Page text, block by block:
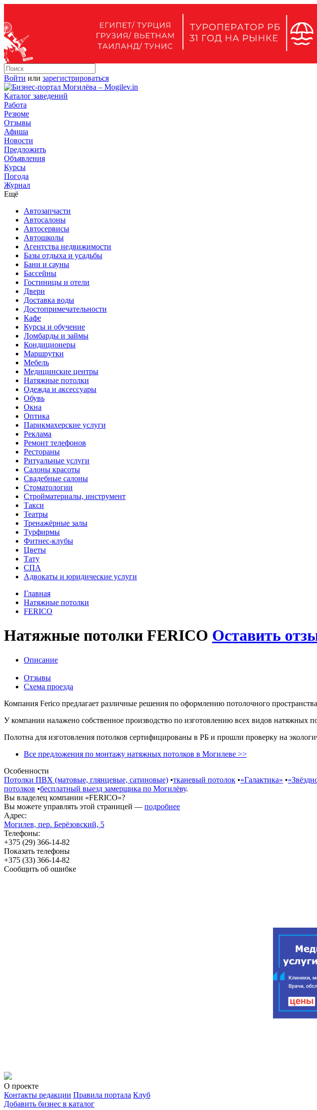
Войти или зарегистрироваться
Каталог заведений
Работа
Резюме
Отзывы
Афиша
Новости
Предложить
Объявления
Курсы
Погода
Журнал
Ещё
Автозапчасти
Автосалоны
Автосервисы
Автошколы
Агентства недвижимости
Базы отдыха и усадьбы
Бани и сауны
Бассейны
Гостиницы и отели
Двери
Доставка воды
Достопримечательности
Кафе
Курсы и обучение
Ломбарды и займы
Кондиционеры
Маршрутки
Мебель
Медицинские центры
Натяжные потолки
Одежда и аксессуары
Обувь
Окна
Оптика
Парикмахерские услуги
Реклама
Ремонт телефонов
Рестораны
Ритуальные услуги
Салоны красоты
Свадебные салоны
Стоматологии
Стройматериалы, инструмент
Такси
Театры
Тренажёрные залы
Турфирмы
Фитнес-клубы
Цветы
Тату
СПА
Адвокаты и юридические услуги
Главная
Натяжные потолки
FERICO
Натяжные потолки FERICO Оставить
Описание
Отзывы
Схема проезда
Компания Ferico предлагает различные решения по оформлению потолочного
У компании налажено собственное производство по изготовлению всех видов натяжных
Полотна для изготовления потолков сертифицированы в РБ и прошли проверку на
Все предложения по монтажу натяжных потолков в Могилеве >>
Особенности
Потолки ПВХ (матовые, глянцевые, сатиновые) •тканевый потолок •«Галактика» •
потолков •бесплатный выезд замерщика по Могилёву.
Вы владелец компании «FERICO»?
Вы можете управлять этой страницей — подробнее
Адрес:
Могилев, пер. Берёзовский, 5
Телефоны:
+375 (29) 366-14-82
Показать телефоны
+375 (33) 366-14-82
Сообщить об ошибке
О проекте
Контакты редакции Правила портала Клуб
Добавить бизнес в каталог